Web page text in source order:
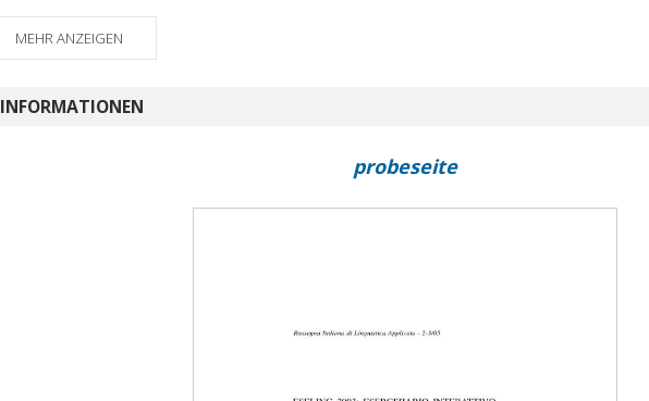
Il libretto traditore: uno sguardo a "The Turn of the Screw" e "Billy Budd" di Benjamin
L'interpretazione del linguaggio figurato nel ritardo mentale
The Acquisition of Languages Beyond the L2: Psycholinguistic Perspectives
MEHR ANZEIGEN
INFORMATIONEN
probeseite